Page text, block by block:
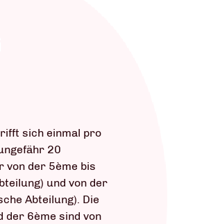
sich einmal pro
20
von der 5ème bis
und von der
Abteilung). Die
der 6ème sind von